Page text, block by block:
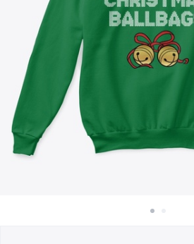
Überall verkaufen
Etwas verkaufen
Classic Long Sleeve Tee
27,00 $